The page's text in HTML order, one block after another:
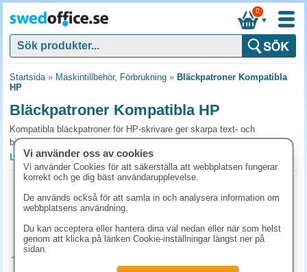
▼
0
Startsida» Maskintillbehör, Förbrukning » Bläckpatroner Kompatibla
HP
Bläckpatroner Kompatibla HP
Kompatibla bläckpatroner för HP-skrivare ger skarpa text- och
bildutskrifter med tillförlitlig prestanda och kostnadseffektiv drift. Med
rätt patron bibehålls utskriftskvaliteten utan att originalfunktionen
kompromissas. Beställ kompatibla bläckpatroner för HP-skrivare från
SwedOffice.
Vanliga frågor och svar om bläckpatroner
kompatibla med HP
Är kompatibla bläckpatroner för HP säkra för min skrivare?
Kvalitetskompatibla patroner från etablerade tillverkare fungerar bra och
Läs mer »
Kompatibel HP 950XL (CN045AE)
bläckpatron svart 2300 sidor
Art.nr:
1-2 dagar
Vi använder oss av cookies
Vi använder Cookies för att säkerställa att webbplatsen fungerar
korrekt och ge dig bäst användarupplevelse.
De används också för att samla in och analysera information om
webbplatsens användning.
Du kan acceptera eller hantera dina val nedan eller när som helst
genom att klicka på länken Cookie-inställningar längst ner på
sidan.